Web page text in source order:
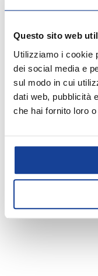
Questo sito web
Utilizziamo i cookie
dei social media e
sul modo in cui
dati web, pubblicità
che hai fornito loro